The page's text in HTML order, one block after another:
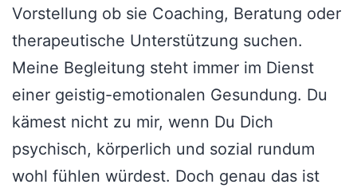
Vorstellung ob sie Coaching, Beratung oder
therapeutische Unterstützung suchen.
Meine Begleitung steht immer im Dienst
einer geistig-emotionalen Gesundung. Du
kämest nicht zu mir, wenn Du Dich
psychisch, körperlich und sozial rundum
wohl fühlen würdest. Doch genau das ist